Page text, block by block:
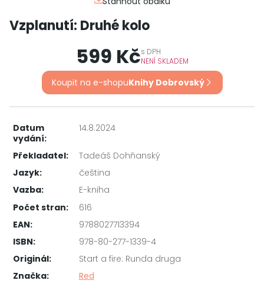
Vzplanutí: Druhé kolo
599 Kčs DPH
NENÍ SKLADEM
Koupit na e-shopuKnihy Dobrovský
Datum
vydání:
14.8.2024
Překladatel:
Tadeáš Dohňanský
Jazyk:
čeština
Vazba:
E-kniha
Počet stran:
616
EAN:
9788027713394
ISBN:
978-80-277-1339-4
Originál:
Start a fire: Runda druga
Značka:
Red